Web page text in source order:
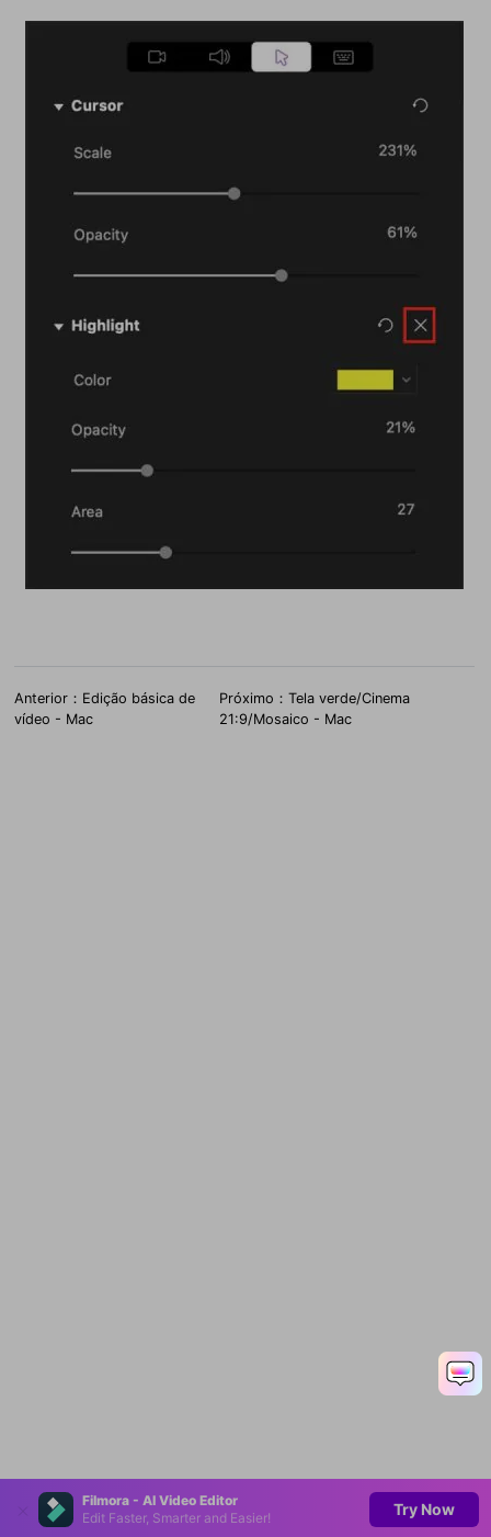
Filmora - AI Video Editor
Edit Faster, Smarter and Easier!
Try Now
Anterior：Edição básica de
vídeo - Mac
Próximo：Tela verde/Cinema
21:9/Mosaico - Mac